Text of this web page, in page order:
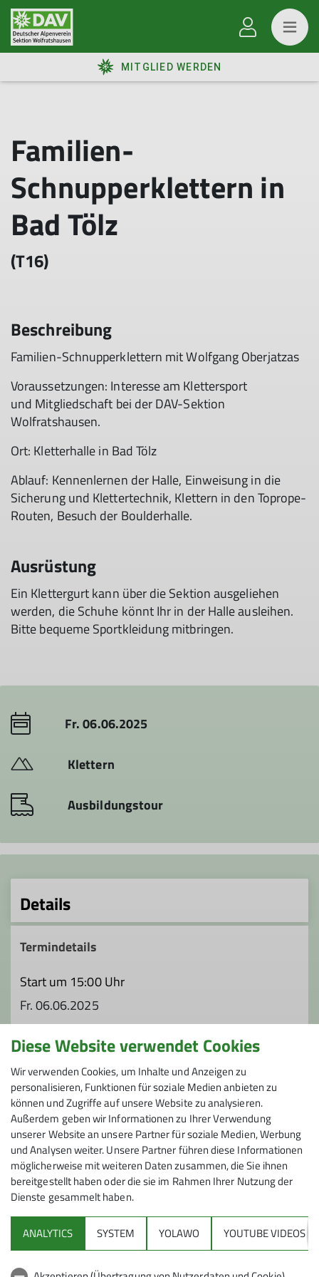
MITGLIED WERDEN
Familien-
Schnupperklettern in
Bad Tölz
(T16)
Beschreibung
Familien-Schnupperklettern mit Wolfgang Oberjatzas
Voraussetzungen: Interesse am Klettersport
und Mitgliedschaft bei der DAV-Sektion
Wolfratshausen.
Ort: Kletterhalle in Bad Tölz
Ablauf: Kennenlernen der Halle, Einweisung in die
Sicherung und Klettertechnik, Klettern in den Toprope-
Routen, Besuch der Boulderhalle.
Ausrüstung
Ein Klettergurt kann über die Sektion ausgeliehen
werden, die Schuhe könnt Ihr in der Halle ausleihen.
Bitte bequeme Sportkleidung mitbringen.
Fr. 06.06.2025
Klettern
Ausbildungstour
Details
Termindetails
Start um 15:00 Uhr
Fr. 06.06.2025
Organisation
Wolfgang Oberjatzas
01753763161
wolfgang.oberjatzas@dav-
wolfratshausen.de
Diese Website verwendet Cookies
Wir verwenden Cookies, um Inhalte und Anzeigen zu
personalisieren, Funktionen für soziale Medien anbieten zu
können und Zugriffe auf unsere Website zu analysieren.
Außerdem geben wir Informationen zu Ihrer Verwendung
unserer Website an unsere Partner für soziale Medien, Werbung
und Analysen weiter. Unsere Partner führen diese Informationen
möglicherweise mit weiteren Daten zusammen, die Sie ihnen
bereitgestellt haben oder die sie im Rahmen Ihrer Nutzung der
Dienste gesammelt haben.
ANALYTICS SYSTEM YOLAWO YOUTUBE VIDEOS